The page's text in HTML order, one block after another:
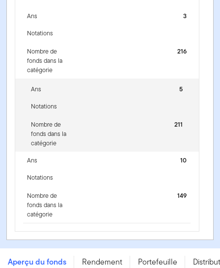
Ans
3
Notations
Nombre de
fonds dans la
catégorie
216
Ans
5
Notations
Nombre de
fonds dans la
catégorie
211
Ans
10
Notations
Nombre de
fonds dans la
catégorie
149
Fonds américain à rendement élevé Franklin Brandywine
- Series F - CAD
Aperçu du fonds Rendement Portefeuille